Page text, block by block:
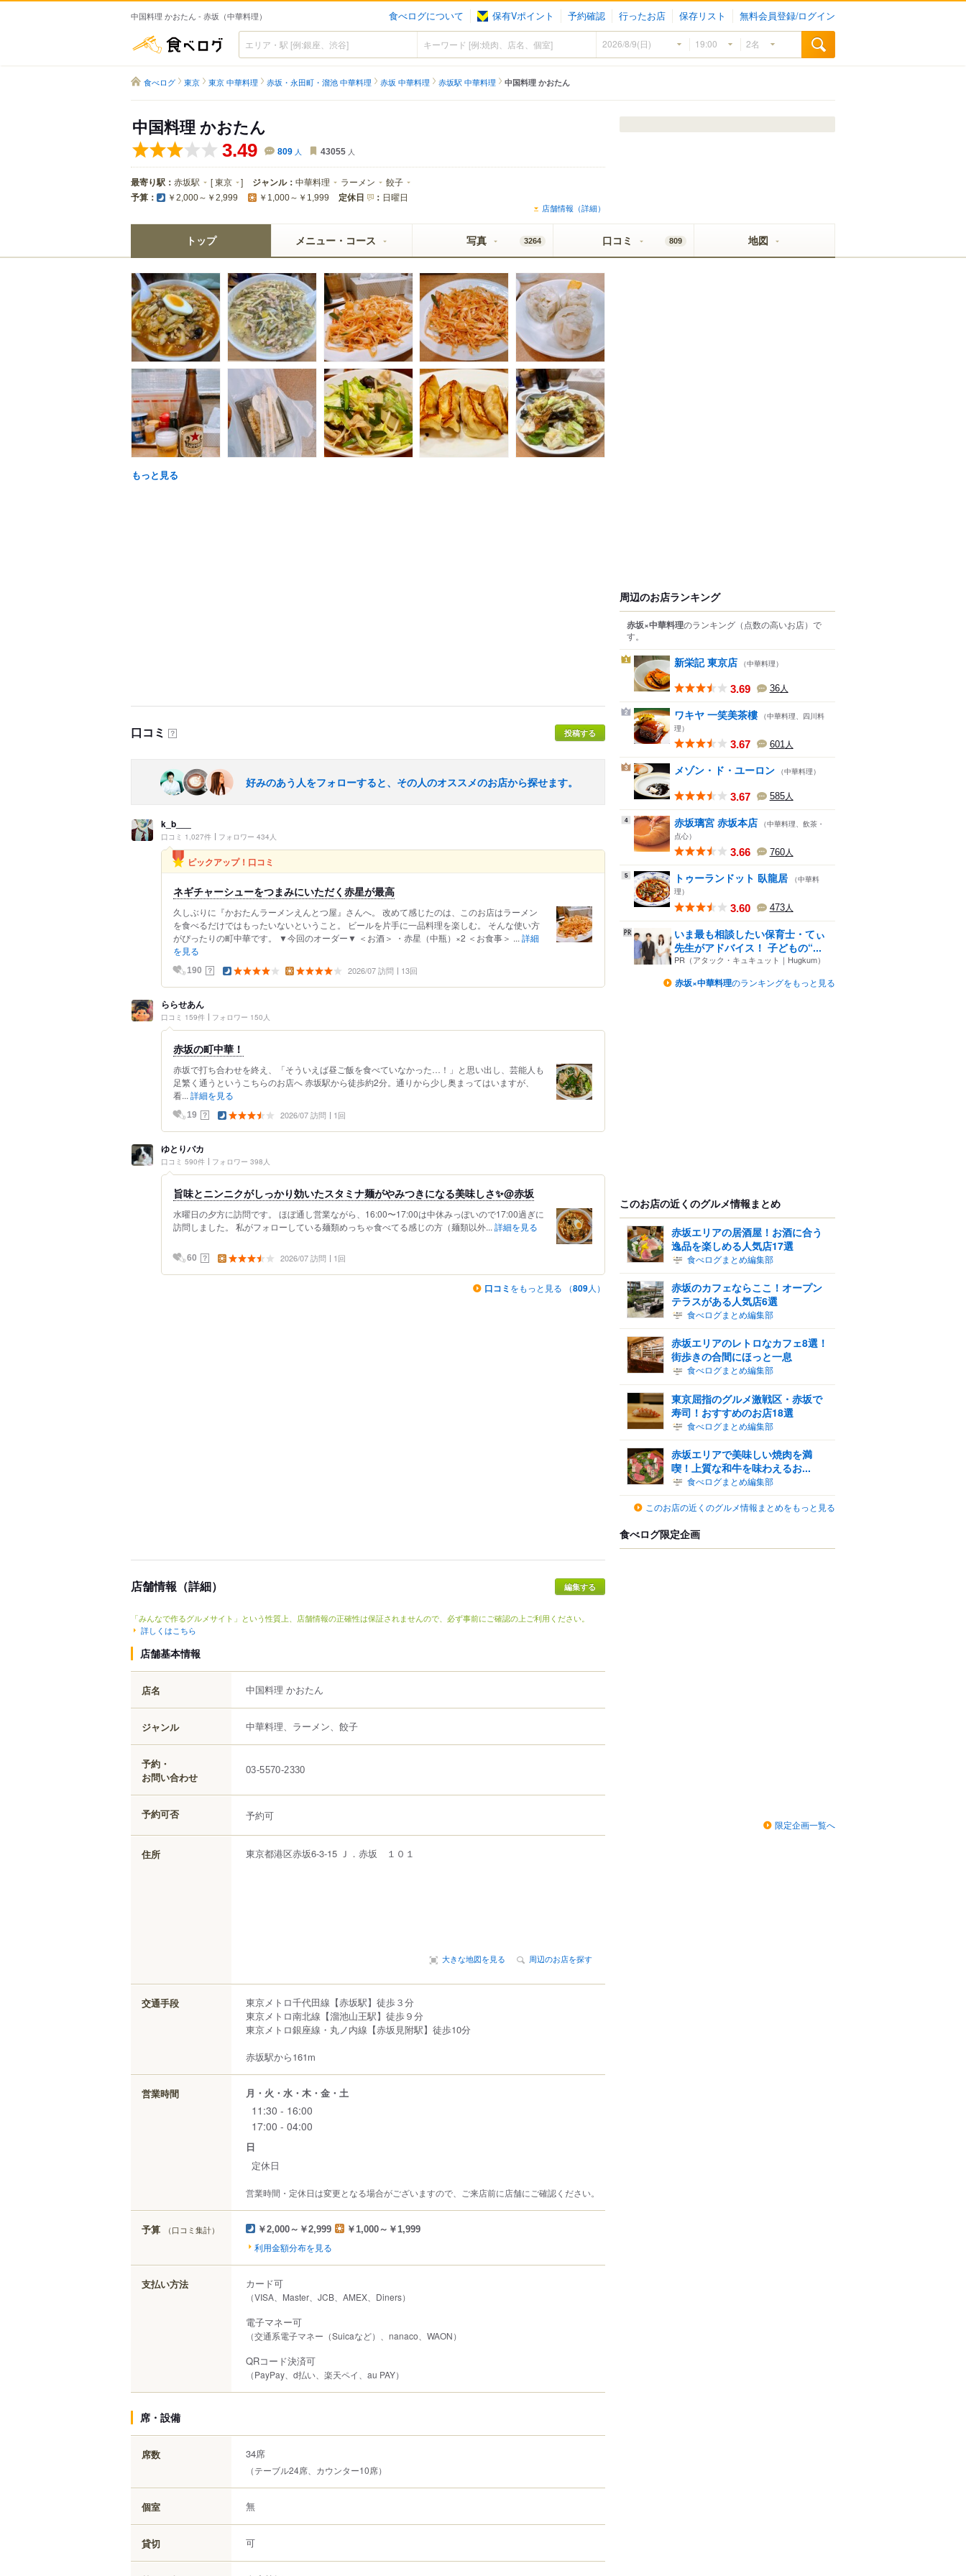
中国料理 かおたん - 赤坂（中華料理） 食べログについて 保有Vポイント 予約確認 行ったお店 保存リスト 無料会員登録/ログイン
食べログ
食べログ 東京 東京 中華料理 赤坂・永田町・溜池 中華料理 赤坂 中華料理 赤坂駅 中華料理 中国料理 かおたん
中国料理 かおたん
3.49 809 人 43055 人
最寄り駅： 赤坂駅 [東京 ] ジャンル： 中華料理 ラーメン 餃子
予算： ￥2,000～￥2,999 ￥1,000～￥1,999 定休日 ： 日曜日
店舗情報（詳細）
トップ メニュー・コース 写真 3264 口コミ 809 地図
もっと見る
口コミ ？ 投稿する
好みのあう人をフォローすると、その人のオススメのお店から探せます。
k_b___
口コミ 1,027件 フォロワー 434人
ピックアップ！口コミ
ネギチャーシューをつまみにいただく赤星が最高
久しぶりに『かおたんラーメンえんとつ屋』さんへ。 改めて感じたのは、このお店はラーメン
を食べるだけではもったいないということ。 ビールを片手に一品料理を楽しむ。 そんな使い方
がぴったりの町中華です。 ▼今回のオーダー▼ ＜お酒＞ ・赤星（中瓶）×2 ＜お食事＞ ... 詳細
を見る
190 ？ 2026/07 訪問 13回
ららせあん
口コミ 159件 フォロワー 150人
赤坂の町中華！
赤坂で打ち合わせを終え、「そういえば昼ご飯を食べていなかった…！」と思い出し、芸能人も
足繁く通うというこちらのお店へ 赤坂駅から徒歩約2分。通りから少し奥まってはいますが、
看... 詳細を見る
19 ？ 2026/07 訪問 1回
ゆとりバカ
口コミ 590件 フォロワー 398人
旨味とニンニクがしっかり効いたスタミナ麺がやみつきになる美味しさ✨@赤坂
水曜日の夕方に訪問です。 ほぼ通し営業ながら、16:00〜17:00は中休みっぽいので17:00過ぎに
訪問しました。 私がフォローしている麺類めっちゃ食べてる感じの方（麺類以外... 詳細を見る
60 ？ 2026/07 訪問 1回
口コミ をもっと見る （809人）
店舗情報（詳細）
「みんなで作るグルメサイト」という性質上、店舗情報の正確性は保証されませんので、必ず事前にご確認の上ご利用ください。
詳しくはこちら
店舗基本情報
店名 中国料理 かおたん
ジャンル 中華料理、ラーメン、餃子
予約・
お問い合わせ
03-5570-2330
予約可否 予約可
住所 東京都港区赤坂6-3-15 Ｊ．赤坂 １０１
大きな地図を見る 周辺のお店を探す
交通手段
東京メトロ千代田線【赤坂駅】徒歩３分
東京メトロ南北線【溜池山王駅】徒歩９分
東京メトロ銀座線・丸ノ内線【赤坂見附駅】徒歩10分
赤坂駅から161m
営業時間 月・火・水・木・金・土
11:30 - 16:00
17:00 - 04:00
日
定休日
営業時間・定休日は変更となる場合がございますので、ご来店前に店舗にご確認ください。
予算 （口コミ集計） ￥2,000～￥2,999 ￥1,000～￥1,999
利用金額分布を見る
支払い方法 カード可
（VISA、Master、JCB、AMEX、Diners）
電子マネー可
（交通系電子マネー（Suicaなど）、nanaco、WAON）
QRコード決済可
（PayPay、d払い、楽天ペイ、au PAY）
席・設備
席数 34席
（テーブル24席、カウンター10席）
個室 無
貸切 可
周辺のお店ランキング
赤坂×中華料理のランキング （点数の高いお店） で
す。
1 新栄記 東京店 （中華料理）
3.69 36人
2 ワキヤ 一笑美茶樓 （中華料理、四川料
理）
3.67 601 人
3 メゾン・ド・ユーロン （中華料理）
3.67 585人
4 赤坂璃宮 赤坂本店 （中華料理、飲茶・
点心）
3.66 760人
5 トゥーランドット 臥龍居
（中華料
理）
3.60 473人
いま最も相談したい保育士・てぃ
先生がアドバイス！ 子どもの“...
PR（アタック・キュキュット｜Hugkum）
赤坂×中華料理のランキングをもっと見る
このお店の近くのグルメ情報まとめ
赤坂エリアの居酒屋！お酒に合う
逸品を楽しめる人気店17選
食べログまとめ編集部
赤坂のカフェならここ！オープン
テラスがある人気店6選
食べログまとめ編集部
赤坂エリアのレトロなカフェ8選！
街歩きの合間にほっと一息
食べログまとめ編集部
東京屈指のグルメ激戦区・赤坂で
寿司！おすすめのお店18選
食べログまとめ編集部
赤坂エリアで美味しい焼肉を満
喫！上質な和牛を味わえるお...
食べログまとめ編集部
このお店の近くのグルメ情報まとめをもっと見る
食べログ限定企画
限定企画一覧へ